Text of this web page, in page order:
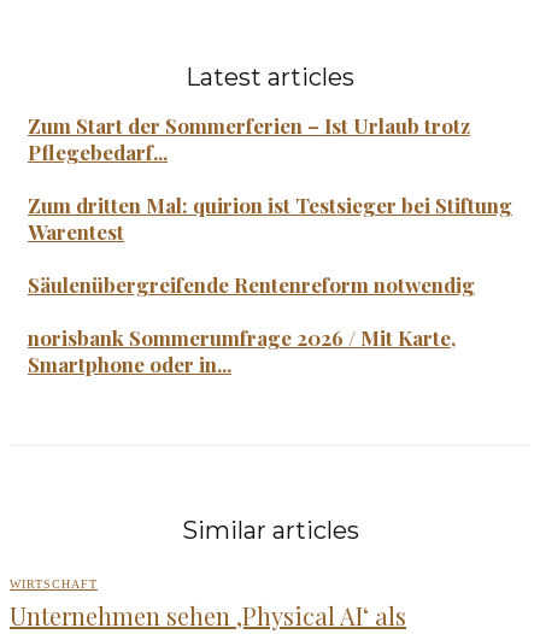
Latest articles
Zum Start der Sommerferien – Ist Urlaub trotz
Pflegebedarf...
Zum dritten Mal: quirion ist Testsieger bei Stiftung
Warentest
Säulenübergreifende Rentenreform notwendig
norisbank Sommerumfrage 2026 / Mit Karte,
Smartphone oder in...
Similar articles
WIRTSCHAFT
Unternehmen sehen ‚Physical AI‘ als